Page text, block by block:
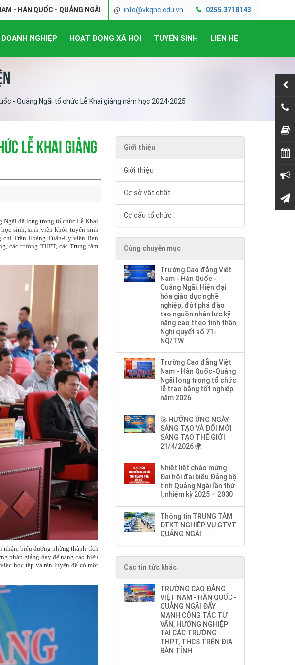
- HÀN QUỐC - QUẢNG NGÃI info@vkqnc.edu.vn 0255.3718143
NGHIỆP HOẠT ĐỘNG XÃ HỘI TUYỂN SINH LIÊN HỆ
- Quảng Ngãi tổ chức Lễ Khai giảng năm học 2024-2025
Lễ Khai giảng
Ngãi đã long trọng tổ chức Lễ Khai
sinh, sinh viên khóa tuyển sinh
Trần Hoàng Tuấn-Ủy viên Ban
các trường THPT, các Trung tâm
nhận, biểu dương những thành tích
pháp giảng dạy để nâng cao hiệu
học tập và rèn luyện để có một
Giới thiệu
Giới thiệu
Cơ sở vật chất
Cơ cấu tổ chức
Cùng chuyên mục
Trường Cao đẳng Việt
Nam - Hàn Quốc -
Quảng Ngãi: Hiện đại
hóa giáo dục nghề
nghiệp, đột phá đào
tạo nguồn nhân lực kỹ
năng cao theo tinh thần
Nghị quyết số 71-
NQ/TW
Trường Cao đẳng Việt
Nam - Hàn Quốc-Quảng
Ngãi long trọng tổ chức
lễ trao bằng tốt nghiệp
năm 2026
🚀 HƯỞNG ỨNG NGÀY
SÁNG TẠO VÀ ĐỔI MỚI
SÁNG TẠO THẾ GIỚI
21/4/2026 🌍
Nhiệt liệt chào mừng
Đại hội đại biểu Đảng bộ
tỉnh Quảng Ngãi lần thứ
I, nhiệm kỳ 2025 – 2030
Thông tin TRUNG TÂM
ĐTKT NGHIỆP VỤ GTVT
QUẢNG NGÃI
Các tin tức khác
TRƯỜNG CAO ĐẲNG
VIỆT NAM - HÀN QUỐC -
QUẢNG NGÃI ĐẨY
MẠNH CÔNG TÁC TƯ
VẤN, HƯỚNG NGHIỆP
TẠI CÁC TRƯỜNG
THPT, THCS TRÊN ĐỊA
BÀN TỈNH